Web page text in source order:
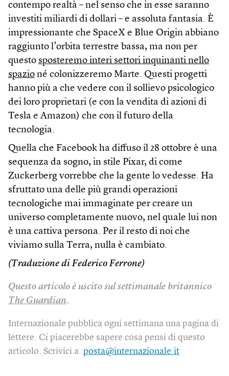
contempo realtà – nel senso che in esse saranno
investiti miliardi di dollari – e assoluta fantasia. È
impressionante che SpaceX e Blue Origin abbiano
raggiunto l’orbita terrestre bassa, ma non per
questo sposteremo interi settori inquinanti nello
spazio né colonizzeremo Marte. Questi progetti
hanno più a che vedere con il sollievo psicologico
dei loro proprietari (e con la vendita di azioni di
Tesla e Amazon) che con il futuro della
tecnologia.
Quella che Facebook ha diffuso il 28 ottobre è una
sequenza da sogno, in stile Pixar, di come
Zuckerberg vorrebbe che la gente lo vedesse. Ha
sfruttato una delle più grandi operazioni
tecnologiche mai immaginate per creare un
universo completamente nuovo, nel quale lui non
è una cattiva persona. Per il resto di noi che
viviamo sulla Terra, nulla è cambiato.
(Traduzione di Federico Ferrone)
Questo articolo è uscito sul settimanale britannico
The Guardian.
Internazionale pubblica ogni settimana una pagina di
lettere. Ci piacerebbe sapere cosa pensi di questo
articolo. Scrivici a: posta@internazionale.it